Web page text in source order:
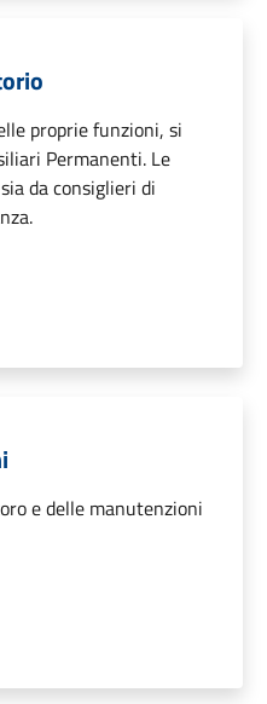
proprie funzioni, si
Permanenti. Le
da consiglieri di
e delle manutenzioni